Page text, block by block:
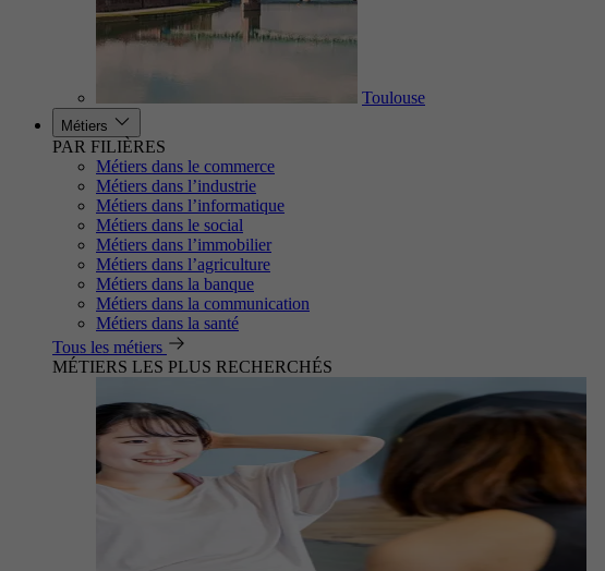
Toulouse
Métiers
PAR FILIÈRES
Métiers dans le commerce
Métiers dans l’industrie
Métiers dans l’informatique
Métiers dans le social
Métiers dans l’immobilier
Métiers dans l’agriculture
Métiers dans la banque
Métiers dans la communication
Métiers dans la santé
Tous les métiers
MÉTIERS LES PLUS RECHERCHÉS